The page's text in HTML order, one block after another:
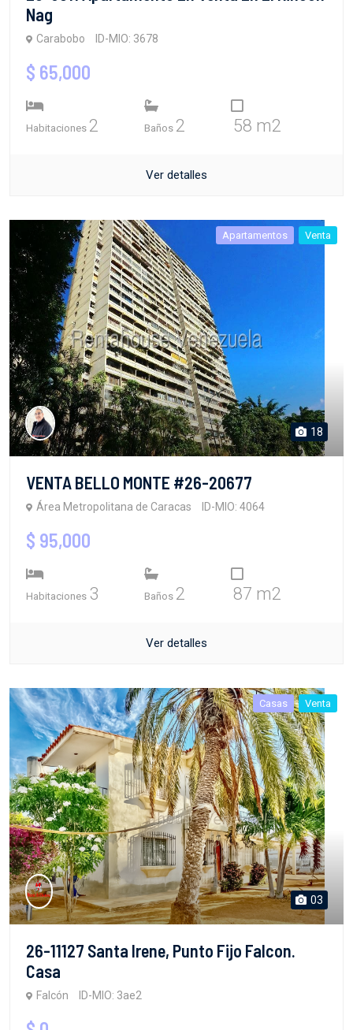
Nag
Carabobo ID-MIO: 3678
$ 65,000
Habitaciones 2 Baños 2 58 m2
Ver detalles
Apartamentos Venta
18
VENTA BELLO MONTE #26-20677
Área Metropolitana de Caracas ID-MIO: 4064
$ 95,000
Habitaciones 3 Baños 2 87 m2
Ver detalles
Casas Venta
03
26-11127 Santa Irene, Punto Fijo Falcon.
Casa
Falcón ID-MIO: 3ae2